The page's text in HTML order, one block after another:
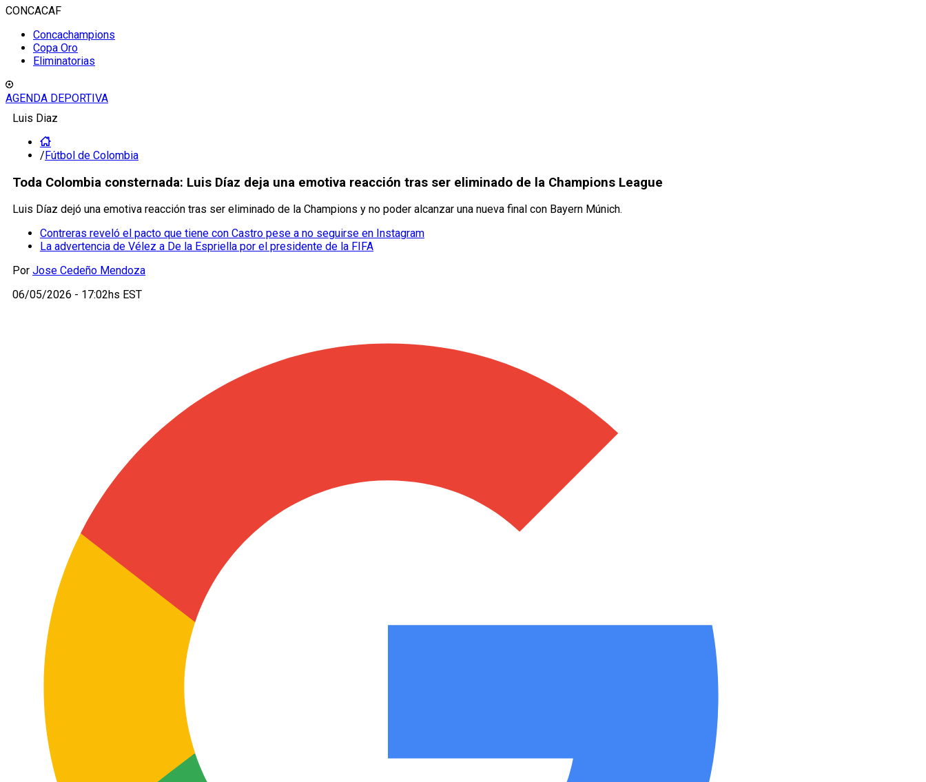
CONCACAF
Concachampions
Copa Oro
Eliminatorias
AGENDA DEPORTIVA
Luis Diaz
/Fútbol de Colombia
Toda Colombia consternada: Luis Díaz deja una emotiva reacción tras ser eliminado de la Champions League
Luis Díaz dejó una emotiva reacción tras ser eliminado de la Champions y no poder alcanzar una nueva final con Bayern Múnich.
Contreras reveló el pacto que tiene con Castro pese a no seguirse en Instagram
La advertencia de Vélez a De la Espriella por el presidente de la FIFA
Por Jose Cedeño Mendoza
06/05/2026 - 17:02hs EST